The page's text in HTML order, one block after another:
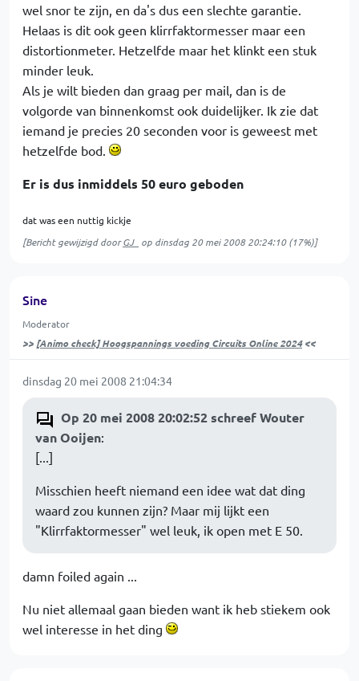
wel snor te zijn, en da's dus een slechte garantie.
Helaas is dit ook geen klirrfaktormesser maar een
distortionmeter. Hetzelfde maar het klinkt een stuk
minder leuk.
Als je wilt bieden dan graag per mail, dan is de
volgorde van binnenkomst ook duidelijker. Ik zie dat
iemand je precies 20 seconden voor is geweest met
hetzelfde bod.
Er is dus inmiddels 50 euro geboden
dat was een nuttig kickje
[Bericht gewijzigd doorGJ_ op dinsdag 20 mei 2008 20:24:10(17%)]
Sine
Moderator
>> [Animo check] Hoogspannings voeding Circuits Online 2024<<
dinsdag 20 mei 2008 21:04:34
Op 20 mei 2008 20:02:52 schreef Wouter
van Ooijen:
[...]
Misschien heeft niemand een idee wat dat ding
waard zou kunnen zijn? Maar mij lijkt een
"Klirrfaktormesser" wel leuk, ik open met E 50.
damn foiled again ...
Nu niet allemaal gaan bieden want ik heb stiekem ook
wel interesse in het ding